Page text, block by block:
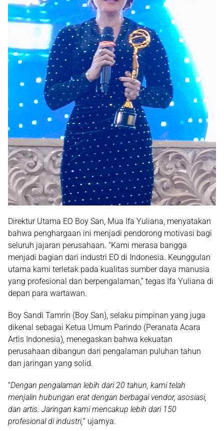
Direktur Utama EO Boy San, Mua Ifa Yuliana , menyatakan
bahwa penghargaan ini menjadi pendorong motivasi bagi
seluruh jajaran perusahaan. “Kami merasa bangga
menjadi bagian dari industri EO di Indonesia. Keunggulan
utama kami terletak pada kualitas sumber daya manusia
yang profesional dan berpengalaman,” tegas Ifa Yuliana di
depan para wartawan.
Boy Sandi Tamrin (Boy San) , selaku pimpinan yang juga
dikenal sebagai Ketua Umum Parindo (Peranata Acara
Artis Indonesia) , menegaskan bahwa kekuatan
perusahaan dibangun dari pengalaman puluhan tahun
dan jaringan yang solid.
“Dengan pengalaman lebih dari 20 tahun, kami telah
menjalin hubungan erat dengan berbagai vendor, asosiasi,
dan artis. Jaringan kami mencakup lebih dari 150
profesional di industri,” ujarnya.